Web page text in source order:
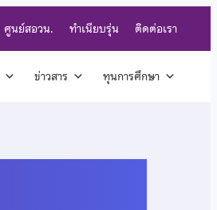
ศูนย์สอวน. ทำเนียบรุ่น ติดต่อเรา
ข่าวสาร ทุนการศึกษา